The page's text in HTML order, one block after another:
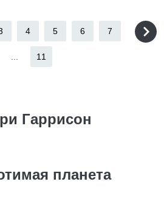
4 5 6 7
11
Гаррисон
планета